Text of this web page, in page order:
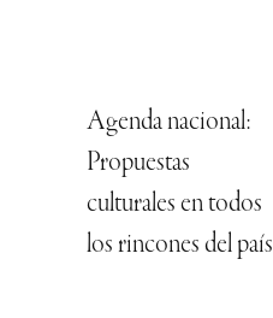
Agenda nacional:
Propuestas
culturales en todos
los rincones del país